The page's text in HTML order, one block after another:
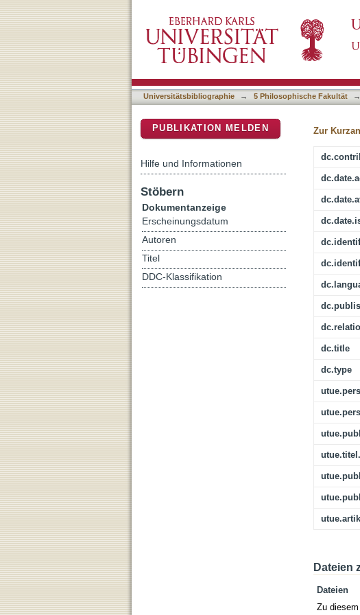
Universitätsbibliographie → 5 Philosophische Fakultät →
Zur
dc.title
dc.type
Dateien
Dateien
Zu
PUBLIKATION MELDEN
Hilfe und Informationen
Stöbern
Dokumentanzeige
Erscheinungsdatum
Autoren
Titel
DDC-Klassifikation